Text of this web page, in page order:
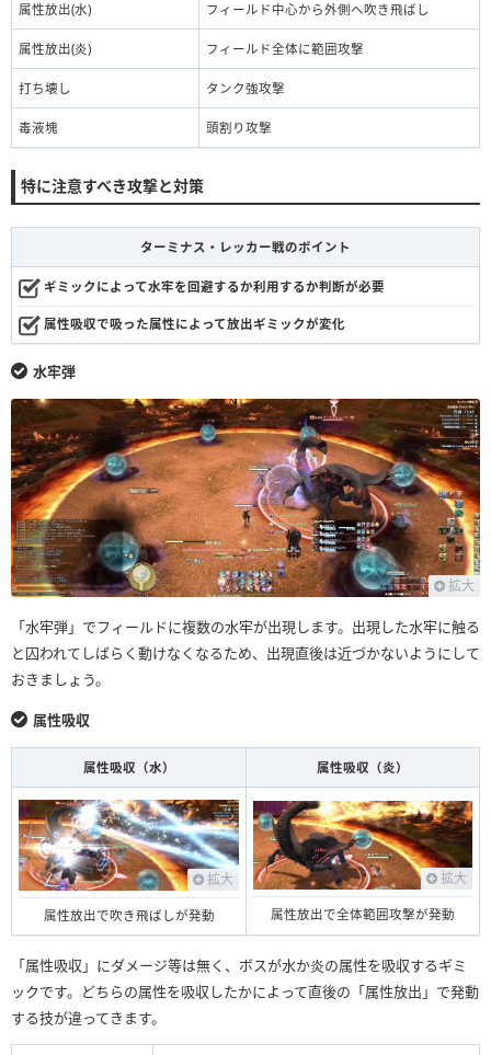
属性放出(水) フィールド中心から外側へ吹き飛ばし
属性放出(炎) フィールド全体に範囲攻撃
打ち壊し タンク強攻撃
毒液塊 頭割り攻撃
特に注意すべき攻撃と対策
ターミナス・レッカー戦のポイント
ギミックによって水牢を回避するか利用するか判断が必要
属性吸収で吸った属性によって放出ギミックが変化
水牢弾
拡大
「水牢弾」でフィールドに複数の水牢が出現します。出現した水牢に触る
と囚われてしばらく動けなくなるため、出現直後は近づかないようにして
おきましょう。
属性吸収
属性吸収（水） 属性吸収（炎）
拡大
属性放出で吹き飛ばしが発動
拡大
属性放出で全体範囲攻撃が発動
「属性吸収」にダメージ等は無く、ボスが水か炎の属性を吸収するギミ
ックです。どちらの属性を吸収したかによって直後の「属性放出」で発動
する技が違ってきます。